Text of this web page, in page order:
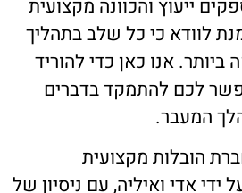
ייעוץ והכוונה מקצועית
לוודא כי כל שלב בתהליך
אנו כאן כדי להוריד
לכם להתמקד בדברים
המעבר.
הובלות מקצועית
אדי ואיליה, עם ניסיון של